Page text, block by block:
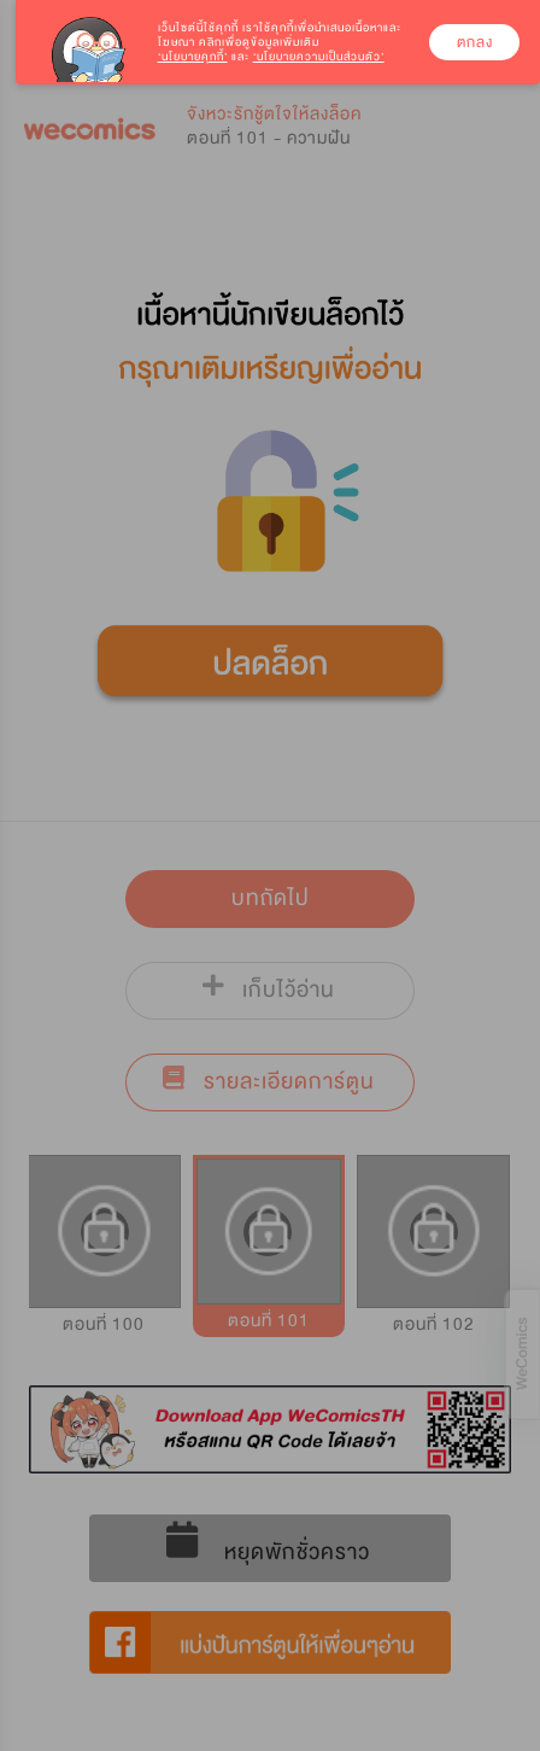
จังหวะรักชู้ตใจให้ลงล็อค
ตอนที่ 101 - ความฝัน
บทถัดไป
เก็บไว้อ่าน
รายละเอียดการ์ตูน
ตอนที่ 100 ตอนที่ 101 ตอนที่ 102
หยุดพักชั่วคราว
เว็บไซต์นี้ใช้คุกกี้ เราใช้คุกกี้เพื่อนำเสนอเนื้อหาและ
โฆษณา คลิกเพื่อดูข้อมูลเพิ่มเติม
‘นโยบายคุกกี้’ และ ‘นโยบายความเป็นส่วนตัว’
ตกลง